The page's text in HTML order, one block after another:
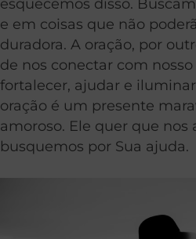
esquecemos disso.
e em coisas que não
duradora. A oração, por
de nos conectar com
fortalecer, ajudar e
oração é um presente
amoroso. Ele quer que nos
busquemos por Sua ajuda.